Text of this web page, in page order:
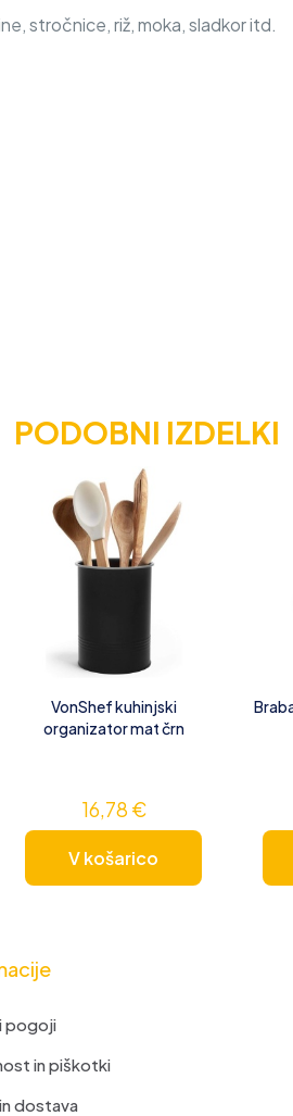
stročnice, riž, moka, sladkor itd.
PODOBNI IZDELKI
VonShef kuhinjski
organizator mat črn
16,78 €
V košarico
pogoji
in piškotki
dostava